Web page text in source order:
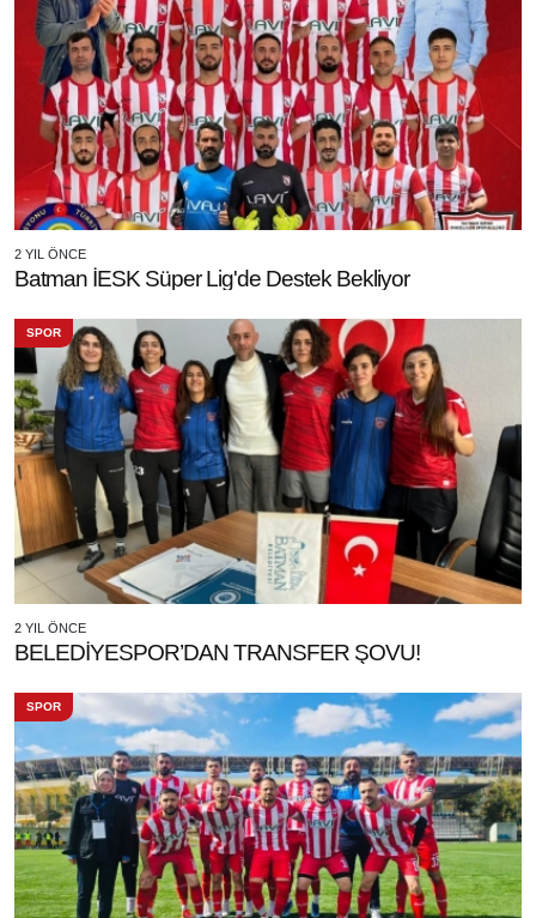
2 YIL ÖNCE
Batman İESK Süper Lig'de Destek Bekliyor
SPOR
2 YIL ÖNCE
BELEDİYESPOR’DAN TRANSFER ŞOVU!
SPOR